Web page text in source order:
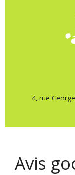
4, rue
Avis